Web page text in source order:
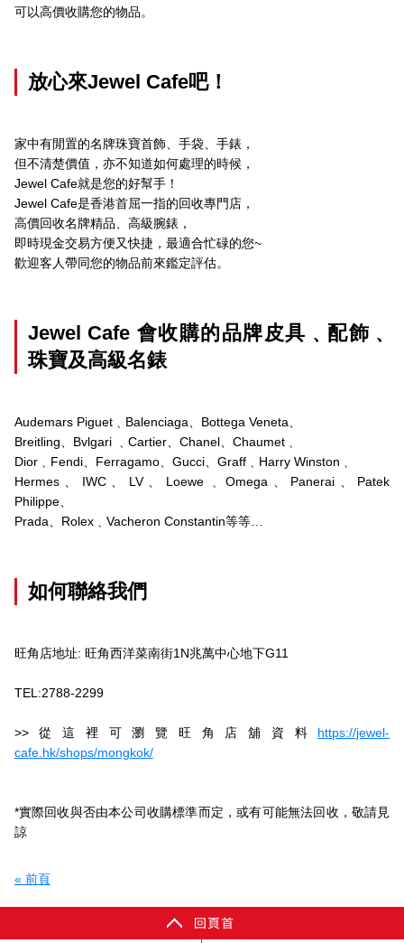
可以高價收購您的物品。
放心來Jewel Cafe吧！
家中有閒置的名牌珠寶首飾、手袋、手錶，
但不清楚價值，亦不知道如何處理的時候，
Jewel Cafe就是您的好幫手！
Jewel Cafe是香港首屈一指的回收專門店，
高價回收名牌精品、高級腕錶，
即時現金交易方便又快捷，最適合忙碌的您~
歡迎客人帶同您的物品前來鑑定評估。
Jewel Cafe 會收購的品牌皮具﹑配飾﹑
珠寶及高級名錶
Audemars Piguet﹑Balenciaga、Bottega Veneta、
Breitling、Bvlgari ﹑Cartier、Chanel、Chaumet﹑
Dior﹑Fendi、Ferragamo、Gucci、Graff﹑Harry Winston﹑
Hermes、IWC、LV、Loewe﹑Omega、Panerai、Patek
Philippe、
Prada、Rolex﹑Vacheron Constantin等等…
如何聯絡我們
旺角店地址: 旺角西洋菜南街1N兆萬中心地下G11
TEL:2788-2299
>>從這裡可瀏覽旺角店舖資料 https://jewel-
cafe.hk/shops/mongkok/
*實際回收與否由本公司收購標準而定，或有可能無法回收，敬請見
諒
« 前頁